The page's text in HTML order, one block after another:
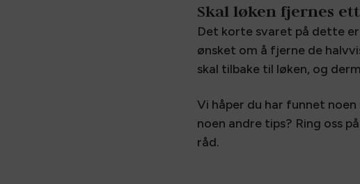
Skal løken fjernes
Det korte svaret på dette
ønsket om å fjerne de
skal tilbake til løken, og
Vi håper du har funnet
noen andre tips? Ring oss
råd.